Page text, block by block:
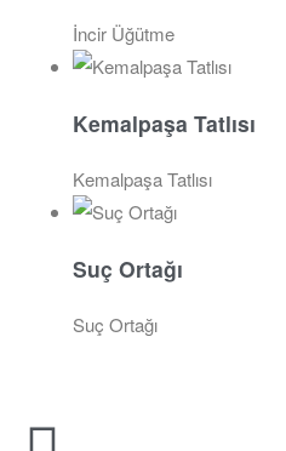
İncir Üğütme
Kemalpaşa Tatlısı
Kemalpaşa Tatlısı
Suç Ortağı
Suç Ortağı